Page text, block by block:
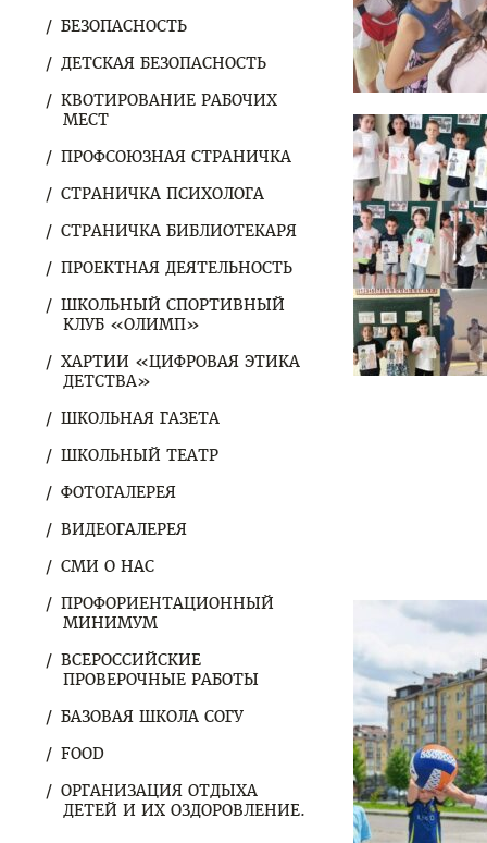
БЕЗОПАСНОСТЬ
ДЕТСКАЯ БЕЗОПАСНОСТЬ
КВОТИРОВАНИЕ РАБОЧИХ
МЕСТ
ПРОФСОЮЗНАЯ СТРАНИЧКА
СТРАНИЧКА ПСИХОЛОГА
СТРАНИЧКА БИБЛИОТЕКАРЯ
ПРОЕКТНАЯ ДЕЯТЕЛЬНОСТЬ
ШКОЛЬНЫЙ СПОРТИВНЫЙ
КЛУБ «ОЛИМП»
ХАРТИИ «ЦИФРОВАЯ ЭТИКА
ДЕТСТВА»
ШКОЛЬНАЯ ГАЗЕТА
ШКОЛЬНЫЙ ТЕАТР
ФОТОГАЛЕРЕЯ
ВИДЕОГАЛЕРЕЯ
СМИ О НАС
ПРОФОРИЕНТАЦИОННЫЙ
МИНИМУМ
ВСЕРОССИЙСКИЕ
ПРОВЕРОЧНЫЕ РАБОТЫ
БАЗОВАЯ ШКОЛА СОГУ
FOOD
ОРГАНИЗАЦИЯ ОТДЫХА
ДЕТЕЙ И ИХ ОЗДОРОВЛЕНИЕ.